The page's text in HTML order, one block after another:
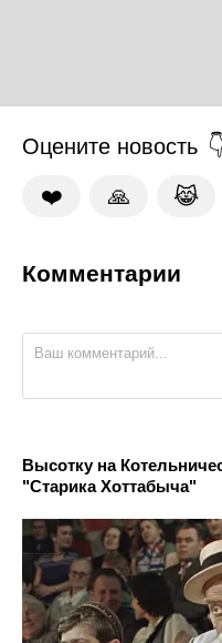
Оцените новость
❤️ 🙏 😹
Комментарии
Высотку на
"Старика Хоттабыча"